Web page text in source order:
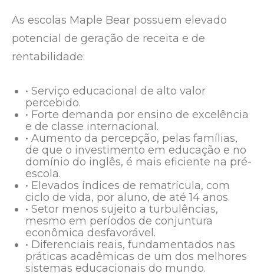
As escolas Maple Bear possuem elevado
potencial de geração de receita e de
rentabilidade:
• Serviço educacional de alto valor
percebido.
• Forte demanda por ensino de excelência
e de classe internacional.
• Aumento da percepção, pelas famílias,
de que o investimento em educação e no
domínio do inglês, é mais eficiente na pré-
escola.
• Elevados índices de rematrícula, com
ciclo de vida, por aluno, de até 14 anos.
• Setor menos sujeito a turbulências,
mesmo em períodos de conjuntura
econômica desfavorável.
• Diferenciais reais, fundamentados nas
práticas acadêmicas de um dos melhores
sistemas educacionais do mundo.